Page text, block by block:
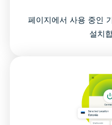
페이지에서 사용 중인
설치